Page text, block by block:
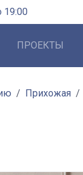
19:00
ПРОЕКТЫ
Прихожая